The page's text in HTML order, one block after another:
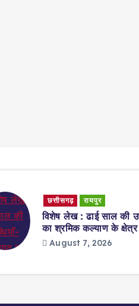
छत्तीसगढ़ रायपुर
विशेष लेख : ढाई साल की
का श्रमिक कल्याण के
August 7, 2026